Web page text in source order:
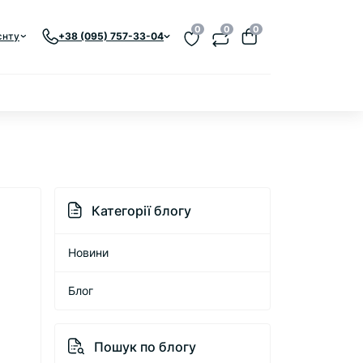
+38 (095) 757-33-04
0 0 0
Категорії блогу
Новини
Блог
Пошук по блогу